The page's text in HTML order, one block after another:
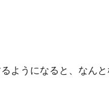
ようになると、なん